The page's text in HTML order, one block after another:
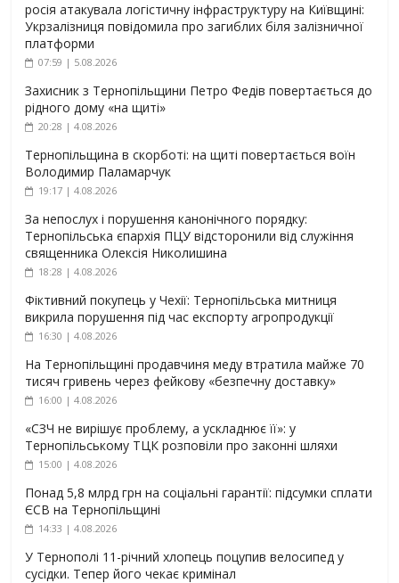
росія атакувала логістичну інфраструктуру на Київщині:
Укрзалізниця повідомила про загиблих біля залізничної
платформи
07:59 | 5.08.2026
Захисник з Тернопільщини Петро Федів повертається до
рідного дому «на щиті»
20:28 | 4.08.2026
Тернопільщина в скорботі: на щиті повертається воїн
Володимир Паламарчук
19:17 | 4.08.2026
За непослух і порушення канонічного порядку:
Тернопільська єпархія ПЦУ відсторонили від служіння
священника Олексія Николишина
18:28 | 4.08.2026
Фіктивний покупець у Чехії: Тернопільська митниця
викрила порушення під час експорту агропродукції
16:30 | 4.08.2026
На Тернопільщині продавчиня меду втратила майже 70
тисяч гривень через фейкову «безпечну доставку»
16:00 | 4.08.2026
«СЗЧ не вирішує проблему, а ускладнює її»: у
Тернопільському ТЦК розповіли про законні шляхи
15:00 | 4.08.2026
Понад 5,8 млрд грн на соціальні гарантії: підсумки сплати
ЄСВ на Тернопільщині
14:33 | 4.08.2026
У Тернополі 11-річний хлопець поцупив велосипед у
сусідки. Тепер його чекає кримінал